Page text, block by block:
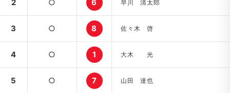
2 ○ 6 早川 清太郎
3 ○ 8 佐々木 啓
4 ○ 1 大木 光
5 ○ 7 山田 達也